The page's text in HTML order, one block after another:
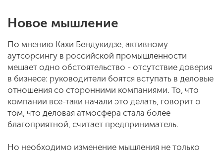
Новое мышление
По мнению Кахи Бендукидзе, активному
аутсорсингу в российской промышленности
мешает одно обстоятельство - отсутствие доверия
в бизнесе: руководители боятся вступать в деловые
отношения со сторонними компаниями. То, что
компании все-таки начали это делать, говорит о
том, что деловая атмосфера стала более
благоприятной, считает предприниматель.
Но необходимо изменение мышления не только